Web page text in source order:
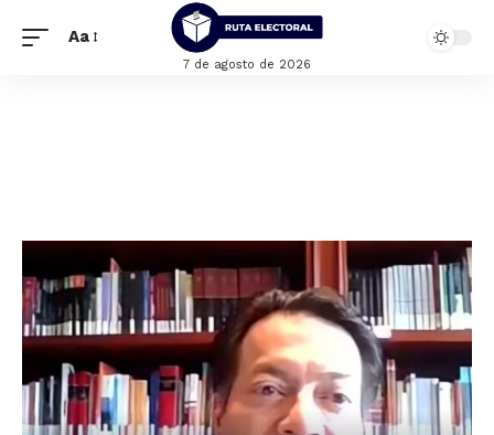
Aa
7 de agosto de 2026